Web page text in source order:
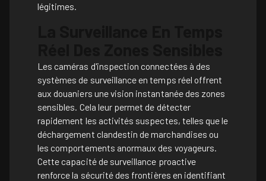
légitimes.
Les caméras d'inspection connectées à des
systèmes de surveillance en temps réel offrent
aux douaniers une vision instantanée des zones
sensibles. Cela leur permet de détecter
rapidement les activités suspectes, telles que le
déchargement clandestin de marchandises ou
les comportements anormaux des voyageurs.
Cette capacité de surveillance proactive
renforce la sécurité des frontières en identifiant